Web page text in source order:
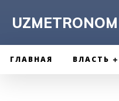
UZMETRONOM
ГЛАВНАЯ ВЛАСТЬ